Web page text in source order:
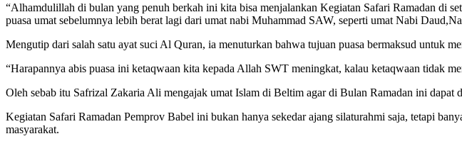
“Alhamdulillah di bulan yang penuh berkah ini kita bisa menjalankan Kegiatan Safari Ramadan di
puasa umat sebelumnya lebih berat lagi dari umat nabi Muhammad SAW, seperti umat Nabi
Mengutip dari salah satu ayat suci Al Quran, ia menuturkan bahwa tujuan puasa bermaksud untuk
“Harapannya abis puasa ini ketaqwaan kita kepada Allah SWT meningkat, kalau ketaqwaan tidak
Oleh sebab itu Safrizal Zakaria Ali mengajak umat Islam di Beltim agar di Bulan Ramadan ini dapat
Kegiatan Safari Ramadan Pemprov Babel ini bukan hanya sekedar ajang silaturahmi saja, tetapi
masyarakat.